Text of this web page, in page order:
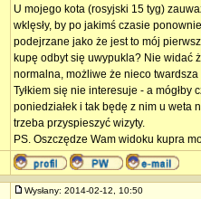
U mojego kota (rosyjski 15 tyg)
wklęsły, by po jakimś czasie
podejrzane jako że jest to mój
kupę odbyt się uwypukla? Nie widać
normalna, możliwe że nieco
Tyłkiem się nie interesuje - a
poniedziałek i tak będę z nim u weta
trzeba przyspieszyć wizyty.
PS. Oszczędze Wam widoku kupra
Wysłany: 2014-02-12, 10:50